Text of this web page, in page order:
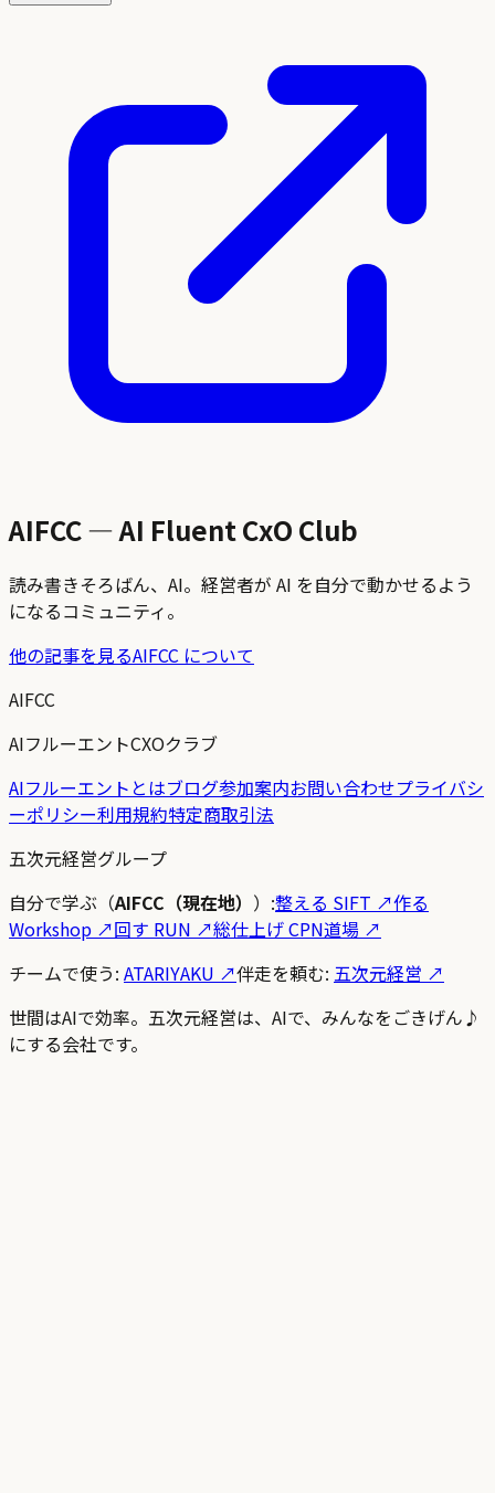
AIFCC — AI Fluent CxO Club
読み書きそろばん、AI。経営者が AI を自分で動かせるよう
になるコミュニティ。
他の記事を見るAIFCC について
AIFCC
AIフルーエントCXOクラブ
AIフルーエントとはブログ参加案内お問い合わせプライバシ
ーポリシー利用規約特定商取引法
五次元経営グループ
自分で学ぶ（AIFCC（現在地） ）:整える SIFT ↗作る
Workshop ↗回す RUN ↗総仕上げ CPN道場 ↗
チームで使う: ATARIYAKU ↗伴走を頼む: 五次元経営 ↗
世間はAIで効率。五次元経営は、AIで、みんなをごきげん♪
にする会社です。